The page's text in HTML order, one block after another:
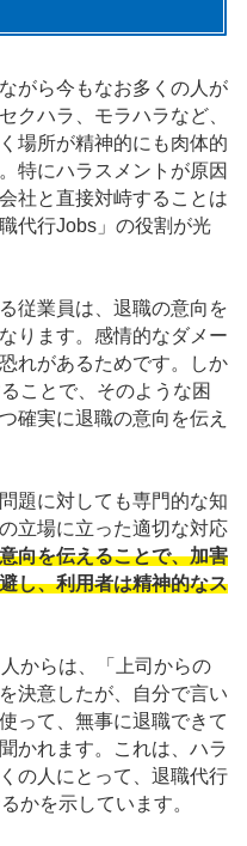
がら今もなお多くの人が
クハラ、モラハラなど、
場所が精神的にも肉体的
特にハラスメントが原因
社と直接対峙することは
代行Jobs」の役割が光
従業員は、退職の意向を
ります。感情的なダメー
れがあるためです。しか
ことで、そのような困
確実に退職の意向を伝え
題に対しても専門的な知
立場に立った適切な対応
向を伝えることで、加害
し、利用者は精神的なス
からは、「上司からの
決意したが、自分で言い
って、無事に退職できて
かれます。これは、ハラ
の人にとって、退職代行
かを示しています。